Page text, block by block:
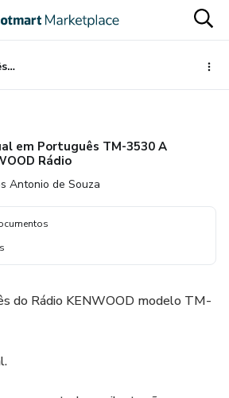
Manual em Português TM-3530 A KENWOOD Rádio
em Português TM-3530 A
Rádio
Antonio de Souza
do Rádio KENWOOD modelo TM-